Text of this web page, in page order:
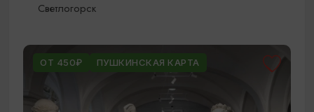
Светлогорск
ОТ 450₽ ПУШКИНСКАЯ КАРТА